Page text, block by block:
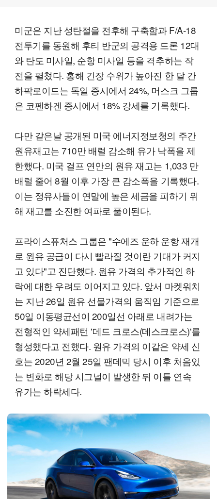
미군은 지난 성탄절을 전후해 구축함과 F/A-18
전투기를 동원해 후티 반군의 공격용 드론 12대
와 탄도 미사일, 순항 미사일 등을 격추하는 작
전을 펼쳤다. 홍해 긴장 수위가 높아진 한 달 간
하팍로이드는 독일 증시에서 24%, 머스크 그룹
은 코펜하겐 증시에서 18% 강세를 기록했다.
다만 같은날 공개된 미국 에너지정보청의 주간
원유재고는 710만 배럴 감소해 유가 낙폭을 제
한했다. 미국 걸프 연안의 원유 재고는 1,033 만
배럴 줄어 8월 이후 가장 큰 감소폭을 기록했다.
이는 정유사들이 연말에 높은 세금을 피하기 위
해 재고를 소진한 여파로 풀이된다.
프라이스퓨처스 그룹은 "수에즈 운하 운항 재개
로 원유 공급이 다시 빨라질 것이란 기대가 커지
고 있다"고 진단했다. 원유 가격의 추가적인 하
락에 대한 우려도 이어지고 있다. 앞서 마켓워치
는 지난 26일 원유 선물가격의 움직임 기준으로
50일 이동평균선이 200일선 아래로 내려가는
전형적인 약세패턴 '데드 크로스(데스크로스)'를
형성했다고 전했다. 원유 가격의 이같은 약세 신
호는 2020년 2월 25일 팬데믹 당시 이후 처음있
는 변화로 해당 시그널이 발생한 뒤 이틀 연속
유가는 하락세다.